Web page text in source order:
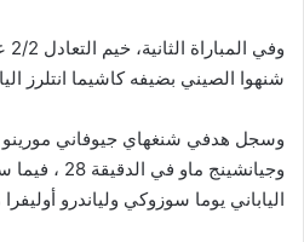
شنهوا الصيني بضيفه كاشيما انتلرز
وجيانشينج
الياباني يوما سوزوكي ولياندرو أوليفرا